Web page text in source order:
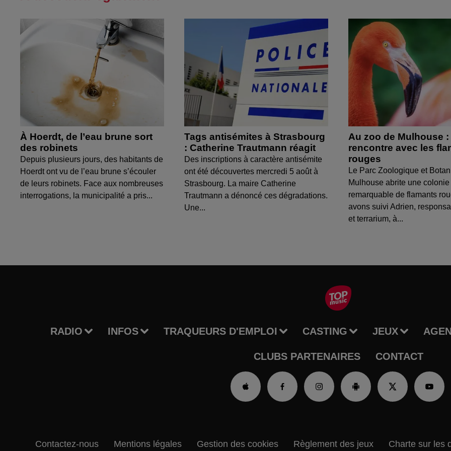
À Hoerdt, de l’eau brune sort
des robinets
Depuis plusieurs jours, des habitants de
Hoerdt ont vu de l’eau brune s’écouler
de leurs robinets. Face aux nombreuses
interrogations, la municipalité a pris...
Tags antisémites à Strasbourg
: Catherine Trautmann réagit
Des inscriptions à caractère antisémite
ont été découvertes mercredi 5 août à
Strasbourg. La maire Catherine
Trautmann a dénoncé ces dégradations.
Une...
Au zoo de Mulhouse :
rencontre avec les
rouges
Le Parc Zoologique et
Mulhouse abrite une colonie
remarquable de flamants
avons suivi Adrien,
et terrarium, à...
RADIO INFOS TRAQUEURS D'EMPLOI CASTING JEUX
CLUBS PARTENAIRES CONTACT
Contactez-nous Mentions légales Gestion des cookies Règlement des jeux Charte sur les